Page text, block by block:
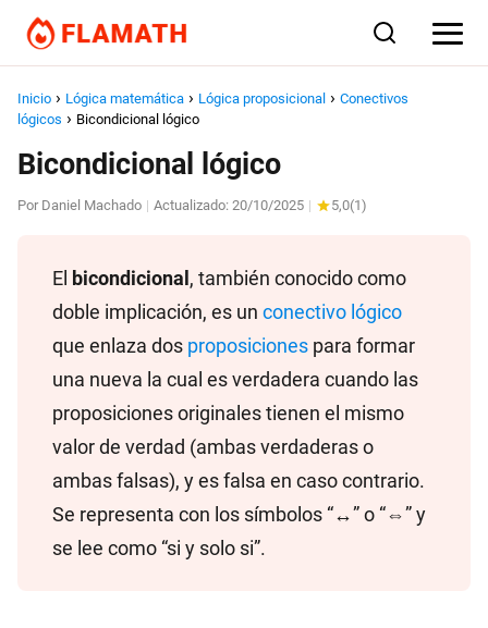
Inicio Lógica matemática Lógica proposicional
Conectivos
lógicos
Bicondicional lógico
Bicondicional lógico
Por Daniel Machado | Actualizado: 20/10/2025 | 5,0(1)
El bicondicional , también conocido como
doble implicación, es un conectivo lógico
que enlaza dos proposiciones para formar
una nueva la cual es verdadera cuando las
proposiciones originales tienen el mismo
valor de verdad (ambas verdaderas o
ambas falsas), y es falsa en caso contrario.
Se representa con los símbolos “↔” o “⇔” y
se lee como “si y solo si”.